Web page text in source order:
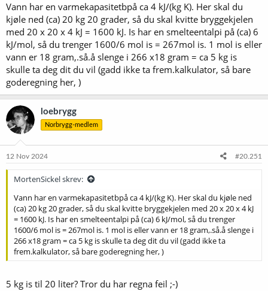
:
Vann har en varmekapasitetbpå ca 4 kJ/(kg K). Her skal du
kjøle ned (ca) 20 kg 20 grader, så du skal kvitte bryggekjelen
med 20 x 20 x 4 kJ = 1600 kJ. Is har en smelteentalpi på (ca) 6
kJ/mol, så du trenger 1600/6 mol is = 267mol is. 1 mol is eller
vann er 18 gram,.så.å slenge i 266 x18 gram = ca 5 kg is
skulle ta deg dit du vil (gadd ikke ta frem.kalkulator, så bare
goderegning her, )
loebrygg
Norbrygg-medlem
12 Nov 2024 #20.251
MortenSickel skrev:
Vann har en varmekapasitetbpå ca 4 kJ/(kg K). Her skal du kjøle ned
(ca) 20 kg 20 grader, så du skal kvitte bryggekjelen med 20 x 20 x 4 kJ
= 1600 kJ. Is har en smelteentalpi på (ca) 6 kJ/mol, så du trenger
1600/6 mol is = 267mol is. 1 mol is eller vann er 18 gram,.så.å slenge i
266 x18 gram = ca 5 kg is skulle ta deg dit du vil (gadd ikke ta
frem.kalkulator, så bare goderegning her, )
5 kg is til 20 liter? Tror du har regna feil ;-)